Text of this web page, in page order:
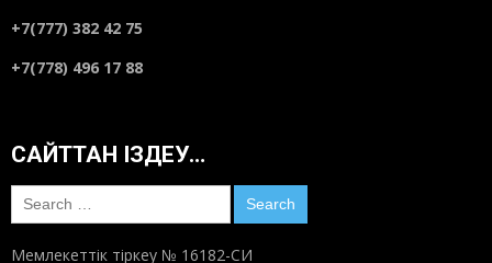
+7(777) 382 42 75
+7(778) 496 17 88
САЙТТАН ІЗДЕУ…
Search
for:
Мемлекеттік тіркеу № 16182-СИ